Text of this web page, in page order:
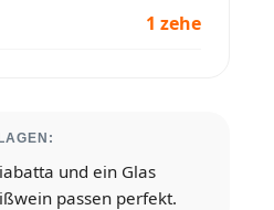
1 zehe
und ein Glas
passen perfekt.